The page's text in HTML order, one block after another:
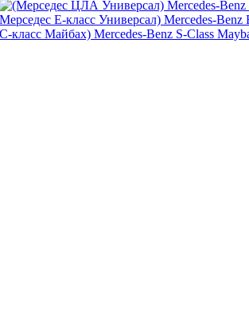
Mercedes-
Mercedes-Benz
Mercedes-Benz S-Class